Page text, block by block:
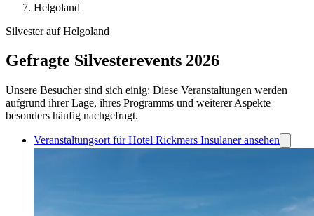
Helgoland
Silvester auf Helgoland
Gefragte Silvesterevents 2026
Unsere Besucher sind sich einig: Diese Veranstaltungen werden
aufgrund ihrer Lage, ihres Programms und weiterer Aspekte
besonders häufig nachgefragt.
Veranstaltungsort für Hotel Rickmers Insulaner ansehen